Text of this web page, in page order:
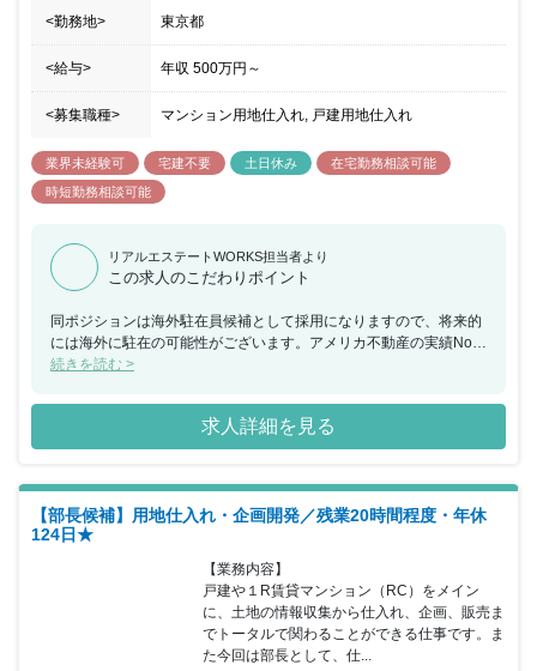
<勤務地> 東京都
<給与> 年収 500万円 ～
<募集職種> マンション用地仕入れ, 戸建用地仕入れ
業界未経験可 宅建不要 土日休み
在宅勤務相談可能
時短勤務相談可能
リアルエステートWORKS担当者より
この求人のこだわりポイント
同ポジションは海外駐在員候補として採用になりますので、将来的
には海外に駐在の可能性がございます。アメリカ不動産の実績No.1
を誇っており、L.A.・Hawaiiの不動産を中心に投資家様へのサポー
場会社の中で1位の成長率の実績があり、東証一部上場後わずか3年
で売上規模2.5倍の2,400億へと急成長を遂げています。 不動産業界
でトップを目指しており、現在ではTOP5にランクインが現実的に
続きを読む >
求人詳細を見る
【部長候補】用地仕入れ・企画開発／残業20時間程度・年休
124日★
【業務内容】
戸建や１R賃貸マンション（RC）をメイン
に、土地の情報収集から仕入れ、企画、販売ま
でトータルで関わることができる仕事です。ま
た今回は部長として、仕...